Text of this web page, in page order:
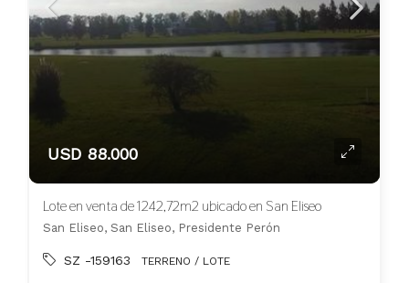
USD 88.000
Lote en venta de 1242,72m2 ubicado en San Eliseo
San Eliseo, San Eliseo, Presidente Perón
SZ -159163 TERRENO / LOTE